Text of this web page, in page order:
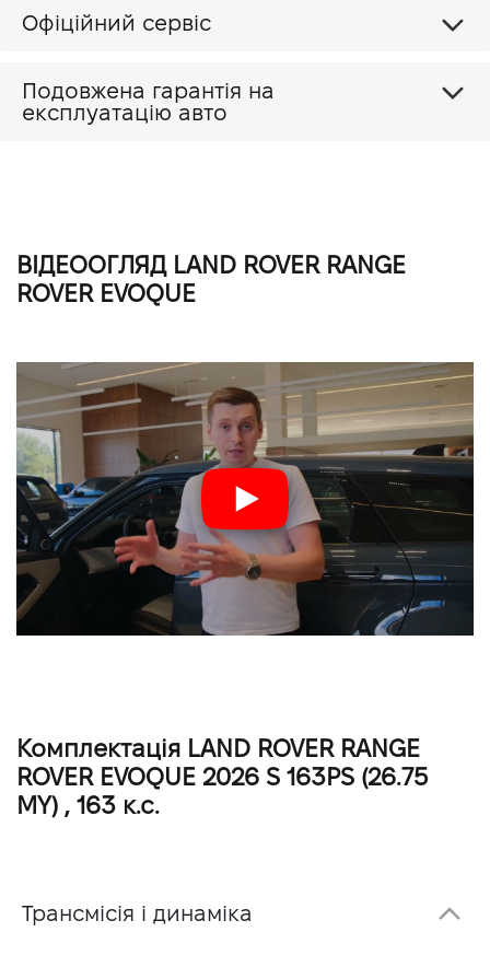
Прайс Range Rover Evoque 2.0 P 300 S
Прайс Range Rover Evoque 2.0 P 300 SE
Офіційний сервіс
Подовжена гарантія на
експлуатацію авто
ВІДЕООГЛЯД LAND ROVER RANGE
ROVER EVOQUE
Комплектація LAND ROVER RANGE
ROVER EVOQUE 2026 S 163PS (26.75
MY) , 163 к.с.
Трансмісія і динаміка